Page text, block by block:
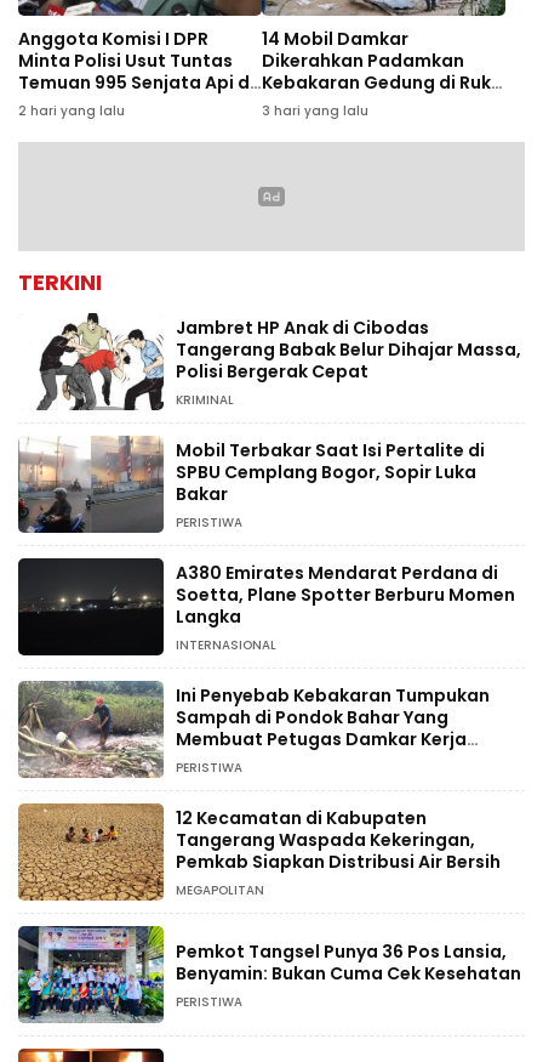
Anggota Komisi I DPR
Minta Polisi Usut Tuntas
Temuan 995 Senjata Api di
Sekolah Swasta Jaksel
2 hari yang lalu
14 Mobil Damkar
Dikerahkan Padamkan
Kebakaran Gedung di Ruko
Central Cikini
3 hari yang lalu
TERKINI
Jambret HP Anak di Cibodas
Tangerang Babak Belur Dihajar Massa,
Polisi Bergerak Cepat
KRIMINAL
Mobil Terbakar Saat Isi Pertalite di
SPBU Cemplang Bogor, Sopir Luka
Bakar
PERISTIWA
A380 Emirates Mendarat Perdana di
Soetta, Plane Spotter Berburu Momen
Langka
INTERNASIONAL
Ini Penyebab Kebakaran Tumpukan
Sampah di Pondok Bahar Yang
Membuat Petugas Damkar Kerja
Ekstra
PERISTIWA
12 Kecamatan di Kabupaten
Tangerang Waspada Kekeringan,
Pemkab Siapkan Distribusi Air Bersih
MEGAPOLITAN
Pemkot Tangsel Punya 36 Pos Lansia,
Benyamin: Bukan Cuma Cek Kesehatan
PERISTIWA